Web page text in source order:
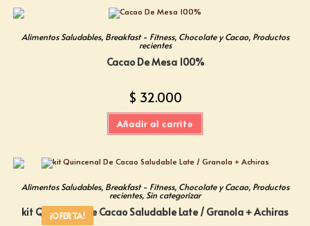
Alimentos Saludables, Breakfast - Fitness, Chocolate y Cacao, Productos
recientes
Cacao De Mesa 100%
$ 32.000
Añadir al carrito
¡OFERTA!
Alimentos Saludables, Breakfast - Fitness, Chocolate y Cacao, Productos
recientes, Sin categorizar
kit Quincenal De Cacao Saludable Late / Granola + Achiras